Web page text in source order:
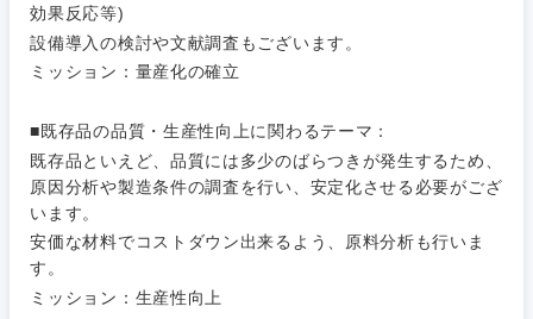
効果反応等)
設備導入の検討や文献調査もございます。
ミッション：量産化の確立
■既存品の品質・生産性向上に関わるテーマ：
既存品といえど、品質には多少のばらつきが発生するため、
原因分析や製造条件の調査を行い、安定化させる必要がござ
います。
安価な材料でコストダウン出来るよう、原料分析も行いま
す。
ミッション：生産性向上
経営企
画・事業
企画
経営ボー
ド
経営企画・事業企画
経営ボード
管理
商社・卸
エネルギー・資源・環境
北海道・東北地方
北海道 青森県
推奨年齢